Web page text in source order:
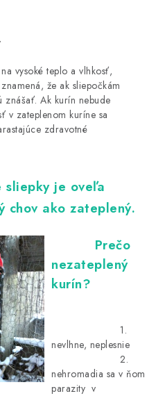
vysoké teplo a vlhkosť,
že ak sliepočkám
znášať. Ak kurín nebude
v zateplenom kuríne sa
zdravotné
sliepky je oveľa
chov ako zateplený.
Prečo
nezateplený
kurín?
1.
nevlhne, neplesnie
2.
nehromadia sa v ňom
parazity v